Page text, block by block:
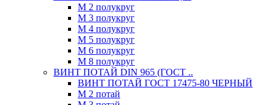
М 2 полукруг
М 3 полукруг
М 4 полукруг
М 5 полукруг
М 6 полукруг
М 8 полукруг
ВИНТ ПОТАЙ DIN 965 (ГОСТ ..
ВИНТ ПОТАЙ ГОСТ 17475-80 ЧЕРНЫЙ
М 2 потай